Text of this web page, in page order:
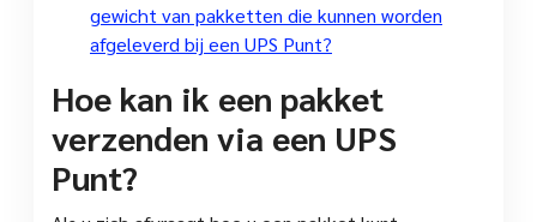
gewicht van pakketten die kunnen worden
afgeleverd bij een UPS Punt?
Hoe kan ik een pakket
verzenden via een UPS
Punt?